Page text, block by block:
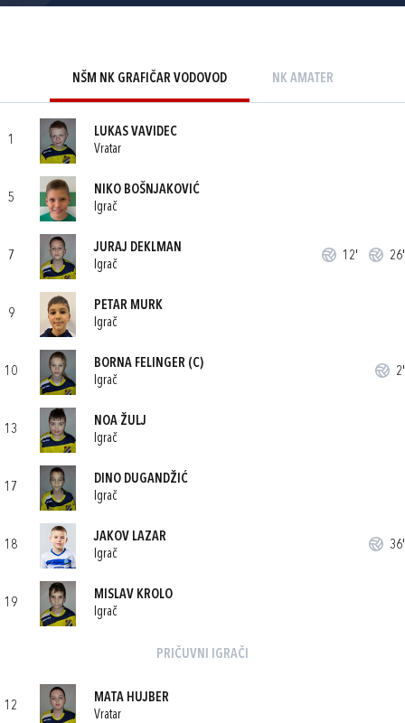
NŠM NK GRAFIČAR VODOVOD NK AMATER
1
LUKAS VAVIDEC
Vratar
5
NIKO BOŠNJAKOVIĆ
Igrač
7
JURAJ DEKLMAN
Igrač
12' 26'
9
PETAR MURK
Igrač
10
BORNA FELINGER (C)
Igrač
2'
13
NOA ŽULJ
Igrač
17
DINO DUGANDŽIĆ
Igrač
18
JAKOV LAZAR
Igrač
36'
19
MISLAV KROLO
Igrač
PRIČUVNI IGRAČI
12
MATA HUJBER
Vratar